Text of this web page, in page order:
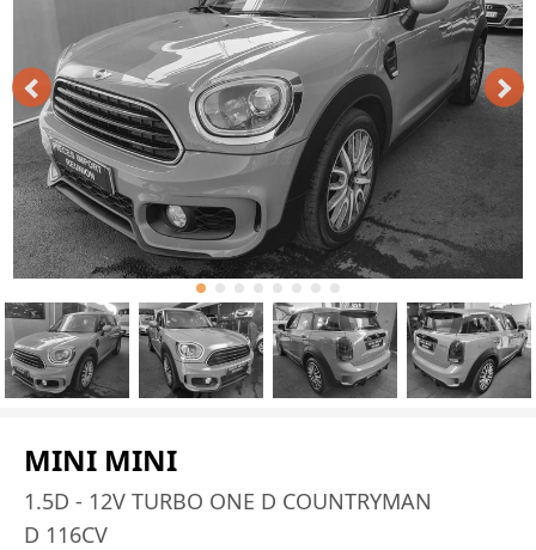
MINI MINI
1.5D - 12V TURBO ONE D COUNTRYMAN
D 116CV